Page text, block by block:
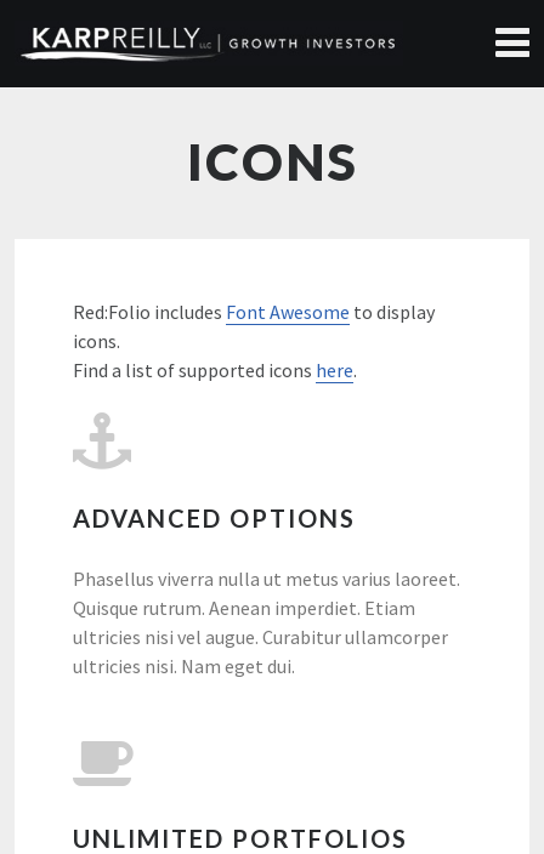
ICONS
Red:Folio includes Font Awesome to display
icons.
Find a list of supported icons here.
ADVANCED OPTIONS
Phasellus viverra nulla ut metus varius laoreet.
Quisque rutrum. Aenean imperdiet. Etiam
ultricies nisi vel augue. Curabitur ullamcorper
ultricies nisi. Nam eget dui.
UNLIMITED PORTFOLIOS